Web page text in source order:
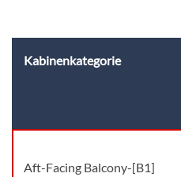
Kabinenkategorie
Aft-Facing Balcony-[B1]